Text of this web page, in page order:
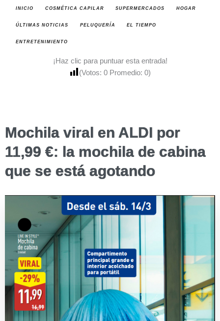
INICIO COSMÉTICA CAPILAR SUPERMERCADOS HOGAR
ÚLTIMAS NOTICIAS PELUQUERÍA EL TIEMPO
ENTRETENIMIENTO
¡Haz clic para puntuar esta entrada!
(Votos: 0 Promedio: 0)
Mochila viral en ALDI por
11,99 €: la mochila de cabina
que se está agotando